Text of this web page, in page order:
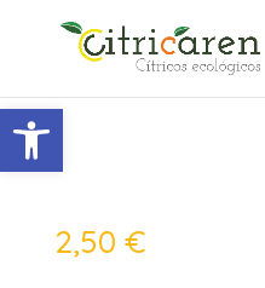
2,50 €
Abrir barra de herramientas